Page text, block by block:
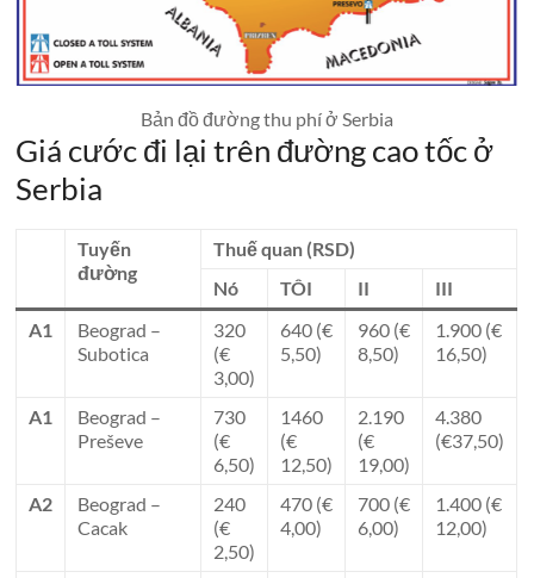
Bản đồ đường thu phí ở Serbia
Giá cước đi lại trên đường cao tốc ở
Serbia
Tuyến
đường
Thuế quan (RSD)
Nó
TÔI II
III
A1
Beograd –
Subotica
320
(€
3,00)
640 (€
5,50)
960 (€
8,50)
1.900 (€
16,50)
A1
Beograd –
Preševe
730
(€
6,50)
1460
(€
12,50)
2.190
(€
19,00)
4.380
(€37,50)
A2
Beograd –
Cacak
240
(€
2,50)
470 (€
4,00)
700 (€
6,00)
1.400 (€
12,00)